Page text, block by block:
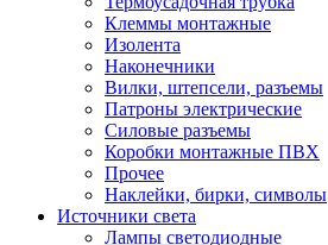
Клеммы монтажные
Изолента
Наконечники
Вилки, штепсели, разъемы
Патроны электрические
Силовые разъемы
Коробки монтажные ПВХ
Прочее
Наклейки, бирки, символы
Источники света
Лампы светодиодные